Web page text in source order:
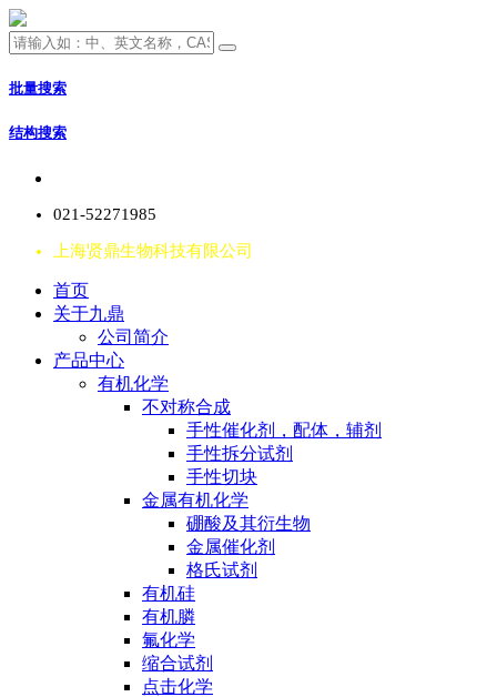
批量搜索
结构搜索
021-52271985
上海贤鼎生物科技有限公司
首页
关于九鼎
公司简介
产品中心
有机化学
不对称合成
手性催化剂，配体，辅剂
手性拆分试剂
手性切块
金属有机化学
硼酸及其衍生物
金属催化剂
格氏试剂
有机硅
有机膦
氟化学
缩合试剂
点击化学